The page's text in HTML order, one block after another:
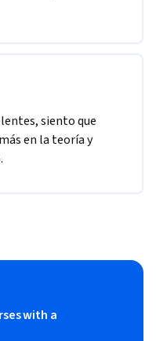
siento que
en la teoría y
with a